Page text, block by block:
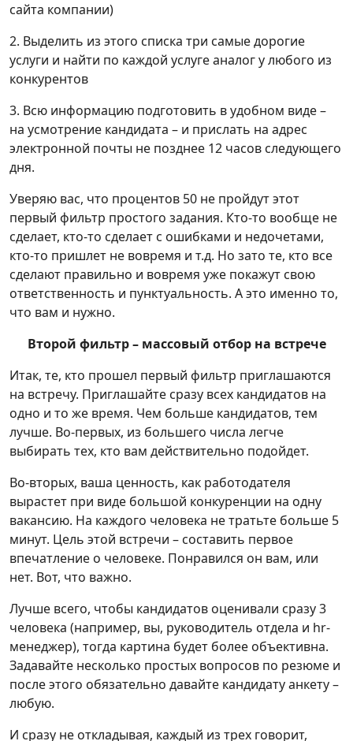
сайта компании)
2. Выделить из этого списка три самые дорогие
услуги и найти по каждой услуге аналог у любого из
конкурентов
3. Всю информацию подготовить в удобном виде –
на усмотрение кандидата – и прислать на адрес
электронной почты не позднее 12 часов следующего
дня.
Уверяю вас, что процентов 50 не пройдут этот
первый фильтр простого задания. Кто-то вообще не
сделает, кто-то сделает с ошибками и недочетами,
кто-то пришлет не вовремя и т.д. Но зато те, кто все
сделают правильно и вовремя уже покажут свою
ответственность и пунктуальность. А это именно то,
что вам и нужно.
Второй фильтр – массовый отбор на встрече
Итак, те, кто прошел первый фильтр приглашаются
на встречу. Приглашайте сразу всех кандидатов на
одно и то же время. Чем больше кандидатов, тем
лучше. Во-первых, из большего числа легче
выбирать тех, кто вам действительно подойдет.
Во-вторых, ваша ценность, как работодателя
вырастет при виде большой конкуренции на одну
вакансию. На каждого человека не тратьте больше 5
минут. Цель этой встречи – составить первое
впечатление о человеке. Понравился он вам, или
нет. Вот, что важно.
Лучше всего, чтобы кандидатов оценивали сразу 3
человека (например, вы, руководитель отдела и hr-
менеджер), тогда картина будет более объективна.
Задавайте несколько простых вопросов по резюме и
после этого обязательно давайте кандидату анкету –
любую.
И сразу не откладывая, каждый из трех говорит,